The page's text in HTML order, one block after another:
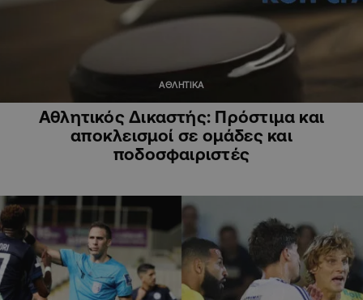
ΑΘΛΗΤΙΚΑ
Αθλητικός Δικαστής: Πρόστιμα και
αποκλεισμοί σε ομάδες και
ποδοσφαιριστές